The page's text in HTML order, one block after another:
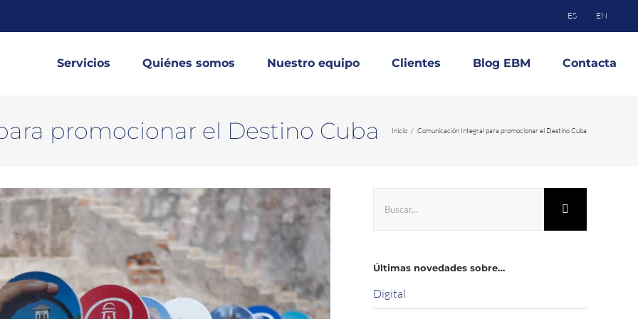
ES EN
Servicios Quiénes somos Nuestro equipo Clientes Blog EBM Contacta
promocionar el Destino Cuba Inicio Comunicación Integral para promocionar el Destino Cuba
Últimas novedades sobre…
Digital